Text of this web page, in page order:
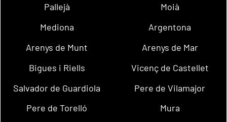
Pallejà
Moià
Mediona
Argentona
Arenys de Munt
Arenys de Mar
Bigues i Riells
Vicenç de Castellet
Salvador de Guardiola
Pere de Vilamajor
Pere de Torelló
Mura